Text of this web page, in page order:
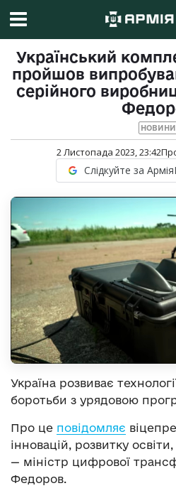
Український
пройшов
серійного
НОВИНИ
2 Листопада 2023, 23:42
Слідкуйте за
Україна розвиває
боротьби з урядовою
Про це повідомляє
інновацій, розвитку
— міністр цифрової
Федоров.